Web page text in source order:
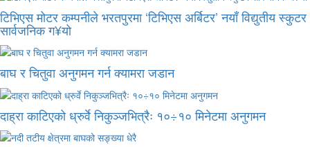
टिभिएस मोटर कम्पनीले भरतपुरमा ‘टिभिएस अर्बिटर’ नयाँ विद्युतीय स्कुटर
सार्वजनिक ग¥यो
बाघ र चितुवा अनुगमन गर्न क्यामरा जडान
दाह्रा काटिएको ध्रुर्वे निकुञ्जभित्रैः १०÷१० मिनेटमा अनुगमन